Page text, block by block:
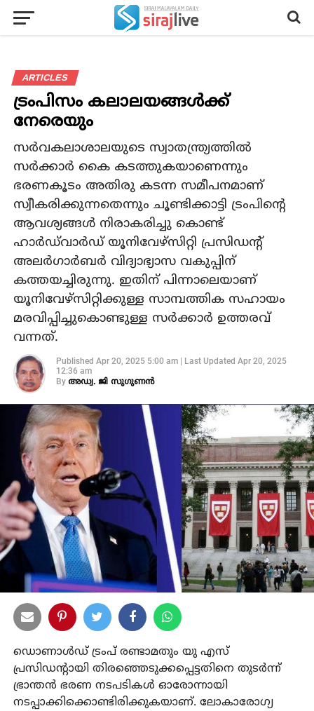
ARTICLES
ട്രംപിസം കലാലയങ്ങള്‍ക്ക്
നേരെയും
സര്‍വകലാശാലയുടെ സ്വാതന്ത്ര്യത്തില്‍
സര്‍ക്കാര്‍ കൈ കടത്തുകയാണെന്നും
ഭരണകൂടം അതിരു കടന്ന സമീപനമാണ്
സ്വീകരിക്കുന്നതെന്നും ചൂണ്ടിക്കാട്ടി ട്രംപിന്റെ
ആവശ്യങ്ങള്‍ നിരാകരിച്ചു കൊണ്ട്
ഹാര്‍ഡ്‌വാര്‍ഡ് യൂനിവേഴ്‌സിറ്റി പ്രസിഡന്റ്
അലര്‍ഗാര്‍ബര്‍ വിദ്യാഭ്യാസ വകുപ്പിന്
കത്തയച്ചിരുന്നു. ഇതിന് പിന്നാലെയാണ്
യൂനിവേഴ്‌സിറ്റിക്കുള്ള സാമ്പത്തിക സഹായം
മരവിപ്പിച്ചുകൊണ്ടുള്ള സര്‍ക്കാര്‍ ഉത്തരവ്
വന്നത്.
Published Apr 20, 2025 5:00 am| Last Updated Apr 20, 2025
12:36 am
By അഡ്വ. ജി സുഗുണന്‍
ഡൊണാള്‍ഡ് ട്രംപ് രണ്ടാമതും യു എസ്
പ്രസിഡന്റായി തിരഞ്ഞെടുക്കപ്പെട്ടതിനെ തുടര്‍ന്ന്
ഭ്രാന്തന്‍ ഭരണ നടപടികള്‍ ഓരോന്നായി
നടപ്പാക്കിക്കൊണ്ടിരിക്കുകയാണ്. ലോകാരോഗ്യ